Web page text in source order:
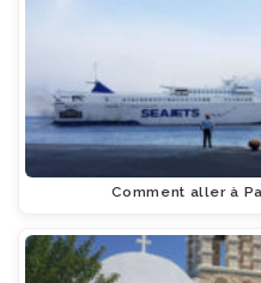
Comment aller à